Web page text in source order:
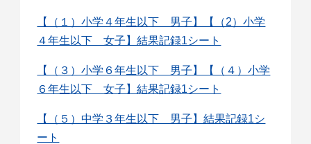
【（１）小学４年生以下 男子】【（2）小学
４年生以下 女子】結果記録1シート
【（３）小学６年生以下 男子】【（４）小学
６年生以下 女子】結果記録1シート
【（５）中学３年生以下 男子】結果記録1シ
ート